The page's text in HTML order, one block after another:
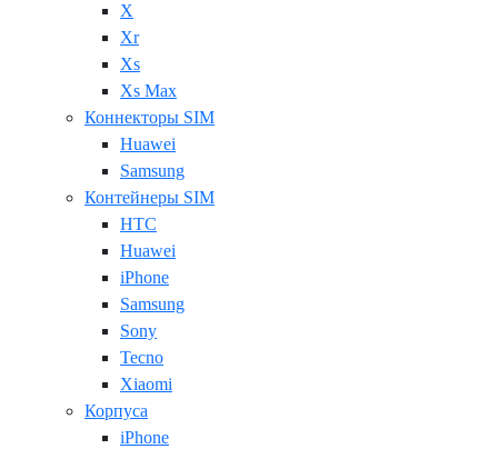
X
Xr
Xs
Xs Max
Коннекторы SIM
Huawei
Samsung
Контейнеры SIM
HTC
Huawei
iPhone
Samsung
Sony
Tecno
Xiaomi
Корпуса
iPhone